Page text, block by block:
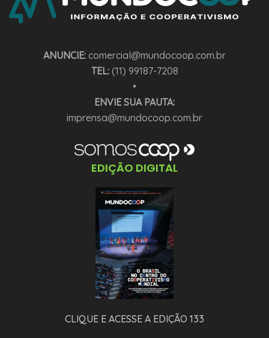
ANUNCIE: comercial@mundocoop.com.br
TEL:(11) 99187-7208
•
ENVIE SUA PAUTA:
imprensa@mundocoop.com.br
EDIÇÃO DIGITAL
CLIQUE E ACESSE A EDIÇÃO 133